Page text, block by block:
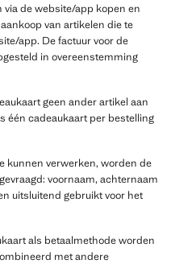
de website/app kopen en
van artikelen die te
app. De factuur voor de
in overeenstemming
geen ander artikel aan
één cadeaukaart per bestelling
kunnen verwerken, worden de
voornaam, achternaam
uitsluitend gebruikt voor het
als betaalmethode worden
met andere